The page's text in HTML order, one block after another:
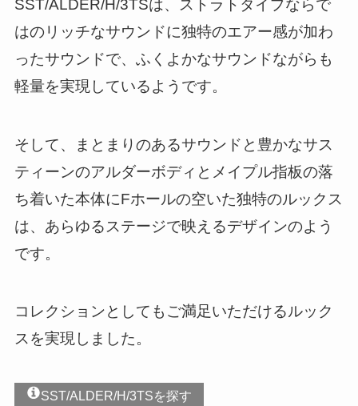
SST/ALDER/H/3TSは、ストラトタイプならで
はのリッチなサウンドに独特のエアー感が加わ
ったサウンドで、ふくよかなサウンドながらも
軽量を実現しているようです。
そして、まとまりのあるサウンドと豊かなサス
ティーンのアルダーボディとメイプル指板の落
ち着いた本体にFホールの空いた独特のルックス
は、あらゆるステージで映えるデザインのよう
です。
コレクションとしてもご満足いただけるルック
スを実現しました。
SST/ALDER/H/3TSを探す